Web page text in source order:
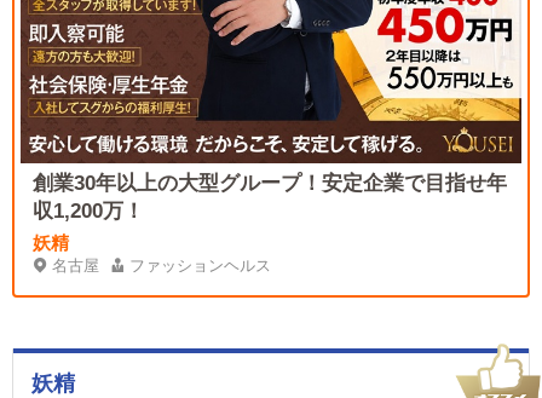
創業30年以上の大型グループ！安定企業で目指せ年
収1,200万！
妖精
名古屋 ファッションヘルス
妖精